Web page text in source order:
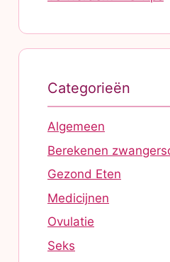
Categorieën
Algemeen
Berekenen
Gezond Eten
Medicijnen
Ovulatie
Seks